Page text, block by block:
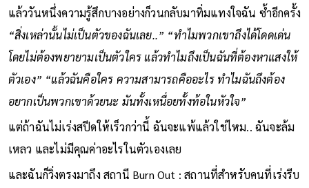
แล้ววันหนึ่งความรู้สึกบางอย่างก็วนกลับมาทิ่มแทงใจฉัน ซ้ำอีกครั้ง
“สิ่งเหล่านั้นไม่เป็นตัวของฉันเลย..” “ทำไมพวกเขาถึงได้โดดเด่น
โดยไม่ต้องพยายามเป็นตัวใคร แล้วทำไมถึงเป็นฉันที่ต้องหาแสงให้
ตัวเอง” “แล้วฉันคือใคร ความสามารถคืออะไร ทำไมฉันถึงต้อง
อยากเป็นพวกเขาด้วยนะ มันทั้งเหนื่อยทั้งท้อในหัวใจ”
แต่ถ้าฉันไม่เร่งสปีดให้เร็วกว่านี้ ฉันจะแพ้แล้วใช่ไหม.. ฉันจะล้ม
เหลว และไม่มีคุณค่าอะไรในตัวเองเลย
และฉันก็วิ่งตรงมาถึง สถานี Burn Out : สถานที่สำหรับคนที่เร่งรีบ